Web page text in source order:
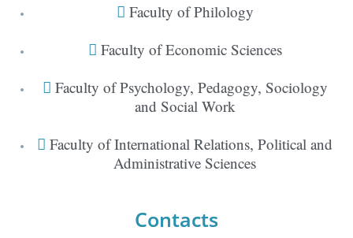
Faculty of Philology
Faculty of Economic Sciences
Faculty of Psychology, Pedagogy, Sociology
and Social Work
Faculty of International Relations, Political and
Administrative Sciences
Contacts